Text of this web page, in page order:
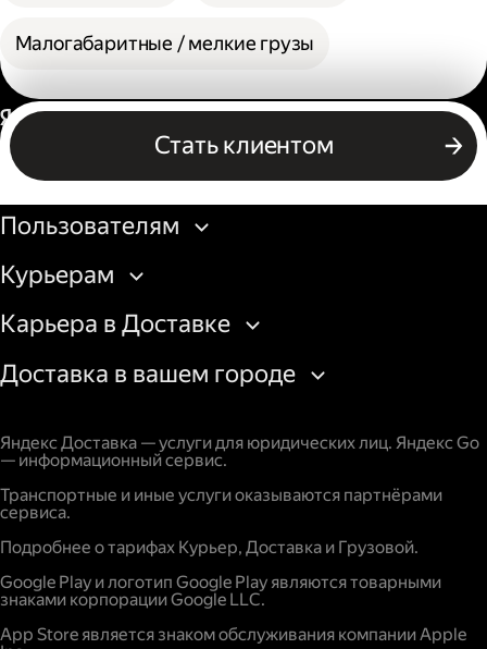
Малогабаритные / мелкие грузы
Стать клиентом
Россия
Бизнесу
Пользователям
Курьерам
Карьера в Доставке
Доставка в вашем городе
Яндекс Доставка — услуги для юридических лиц. Яндекс Go
— информационный сервис.
Транспортные и иные услуги оказываются партнёрами
сервиса.
Подробнее о тарифах Курьер, Доставка и Грузовой.
Google Play и логотип Google Play являются товарными
знаками корпорации Google LLC.
App Store является знаком обслуживания компании Apple